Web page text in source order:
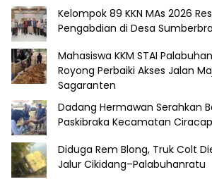
Kelompok 89 KKN MAs 2026
Pengabdian di Desa
Mahasiswa KKM STAI
Royong Perbaiki Akses Jalan
Sagaranten
Dadang Hermawan Serahkan
Paskibraka Kecamatan Ciracap
Diduga Rem Blong, Truk Colt
Jalur Cikidang–Palabuhanratu